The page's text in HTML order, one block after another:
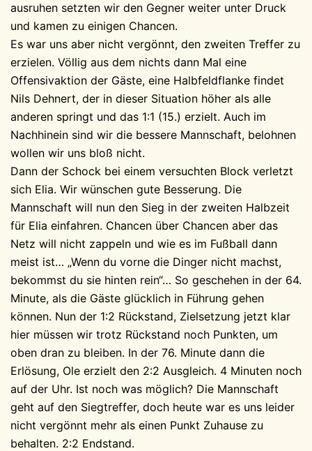
ausruhen setzten wir den Gegner weiter unter Druck
und kamen zu einigen Chancen.
Es war uns aber nicht vergönnt, den zweiten Treffer zu
erzielen. Völlig aus dem nichts dann Mal eine
Offensivaktion der Gäste, eine Halbfeldflanke findet
Nils Dehnert, der in dieser Situation höher als alle
anderen springt und das 1:1 (15.) erzielt. Auch im
Nachhinein sind wir die bessere Mannschaft, belohnen
wollen wir uns bloß nicht.
Dann der Schock bei einem versuchten Block verletzt
sich Elia. Wir wünschen gute Besserung. Die
Mannschaft will nun den Sieg in der zweiten Halbzeit
für Elia einfahren. Chancen über Chancen aber das
Netz will nicht zappeln und wie es im Fußball dann
meist ist… „Wenn du vorne die Dinger nicht machst,
bekommst du sie hinten rein“… So geschehen in der 64.
Minute, als die Gäste glücklich in Führung gehen
können. Nun der 1:2 Rückstand, Zielsetzung jetzt klar
hier müssen wir trotz Rückstand noch Punkten, um
oben dran zu bleiben. In der 76. Minute dann die
Erlösung, Ole erzielt den 2:2 Ausgleich. 4 Minuten noch
auf der Uhr. Ist noch was möglich? Die Mannschaft
geht auf den Siegtreffer, doch heute war es uns leider
nicht vergönnt mehr als einen Punkt Zuhause zu
behalten. 2:2 Endstand.